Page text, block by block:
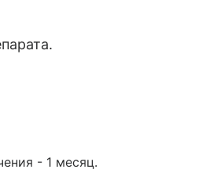
- 1 месяц.